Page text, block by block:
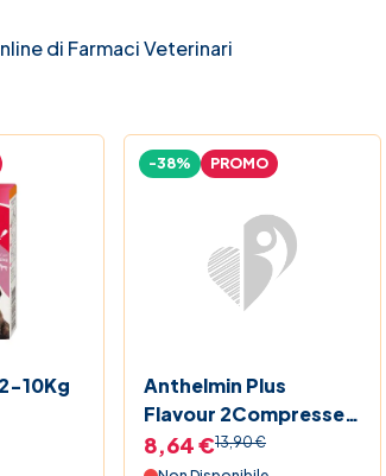
di Farmaci Veterinari
10Kg
Anthelmin Plus
Flavour 2Compresse
Vet
-38% PROMO
8,64 €13,90 €